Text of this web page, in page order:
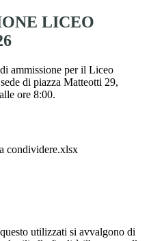
LICEO
ammissione per il Liceo
di piazza Matteotti 29,
ore 8:00.
condividere.xlsx
utilizzati si avvalgono di